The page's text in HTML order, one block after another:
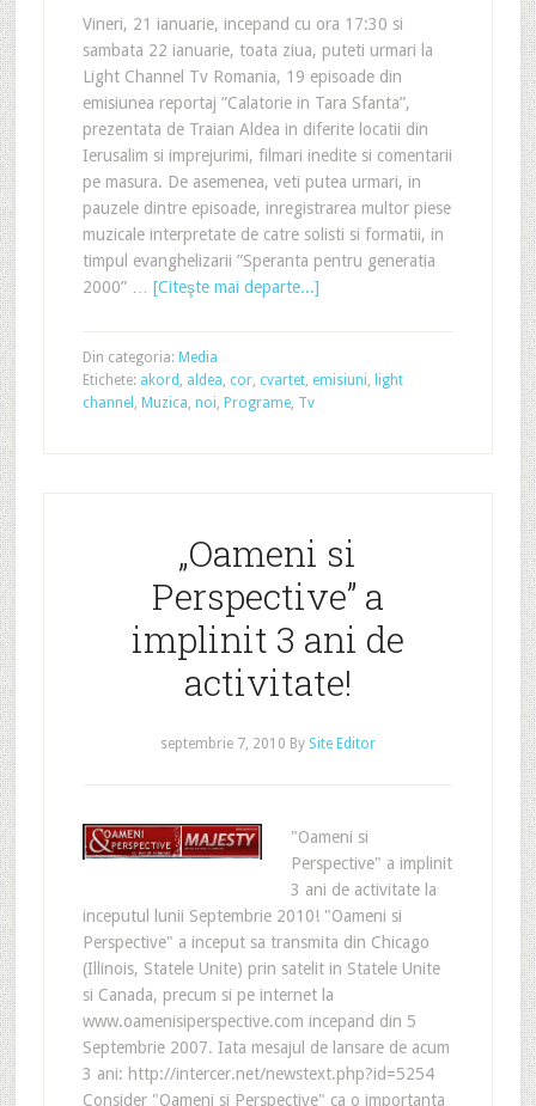
Vineri, 21 ianuarie, incepand cu ora 17:30 si
sambata 22 ianuarie, toata ziua, puteti urmari la
Light Channel Tv Romania, 19 episoade din
emisiunea reportaj ”Calatorie in Tara Sfanta”,
prezentata de Traian Aldea in diferite locatii din
Ierusalim si imprejurimi, filmari inedite si comentarii
pe masura. De asemenea, veti putea urmari, in
pauzele dintre episoade, inregistrarea multor piese
muzicale interpretate de catre solisti si formatii, in
timpul evanghelizarii ”Speranta pentru generatia
2000” … [Citeşte mai departe...]
Din categoria: Media
Etichete: akord , aldea, cor, cvartet, emisiuni, light
channel , Muzica, noi, Programe, Tv
„Oameni si
Perspective” a
implinit 3 ani de
activitate!
septembrie 7, 2010 By Site Editor
"Oameni si
Perspective" a implinit
3 ani de activitate la
inceputul lunii Septembrie 2010! "Oameni si
Perspective" a inceput sa transmita din Chicago
(Illinois, Statele Unite) prin satelit in Statele Unite
si Canada, precum si pe internet la
www.oamenisiperspective.com incepand din 5
Septembrie 2007. Iata mesajul de lansare de acum
3 ani: http://intercer.net/newstext.php?id=5254
Consider "Oameni si Perspective" ca o importanta